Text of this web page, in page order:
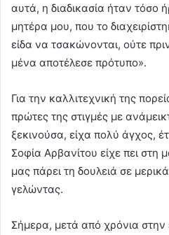
αυτά, η διαδικασία ήταν τόσο
μητέρα μου, που το
είδα να τσακώνονται, ούτε
μένα αποτέλεσε πρότυπο».
Για την καλλιτεχνική της
πρώτες της στιγμές με
ξεκινούσα, είχα πολύ άγχος,
Σοφία Αρβανίτου είχε πει στη
μας πάρει τη δουλειά σε
γελώντας.
Σήμερα, μετά από χρόνια στην